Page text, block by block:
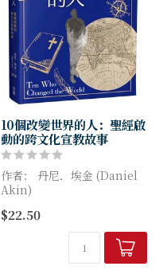
10個改變世界的人：聖經啟
動的跨文化宣教故事
作者： 丹尼．埃金 (Daniel
Akin)
本書描述了十則改變世界的宣
──**威廉．克理、耶德遜夫
婦、華理士醫師、慕拉第、吉
$22.50